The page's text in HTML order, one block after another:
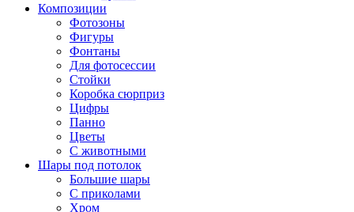
Композиции
Фотозоны
Фигуры
Фонтаны
Для фотосессии
Стойки
Коробка сюрприз
Цифры
Панно
Цветы
С животными
Шары под потолок
Большие шары
С приколами
Хром